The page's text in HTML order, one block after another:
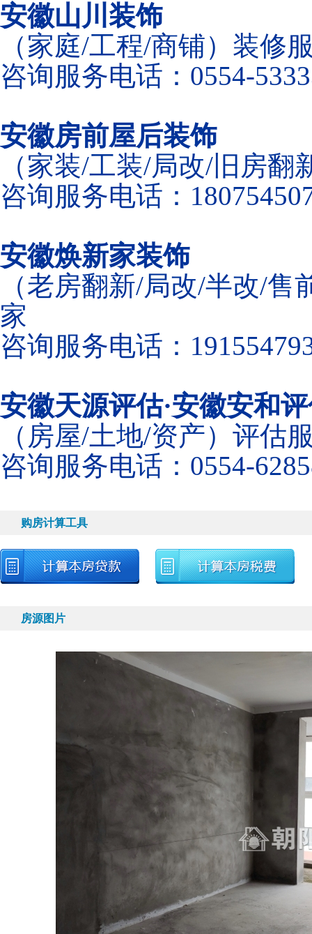
安徽山川装饰
（家庭/工程/商铺）装修
咨询服务电话：0554-
安徽房前屋后装饰
（家装/工装/局改/旧房翻
咨询服务电话：
安徽焕新家装饰
（老房翻新/局改/半改/
家
咨询服务电话：
安徽天源评估·安徽安和
（房屋/土地/资产）评估
咨询服务电话：0554-
购房计算工具
房源图片